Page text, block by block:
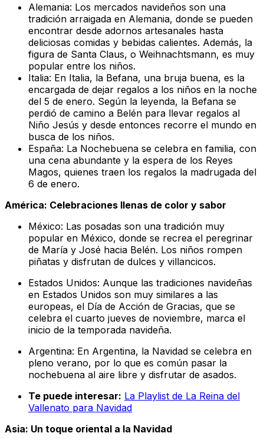
Alemania: Los mercados navideños son una
tradición arraigada en Alemania, donde se pueden
encontrar desde adornos artesanales hasta
deliciosas comidas y bebidas calientes. Además, la
figura de Santa Claus, o Weihnachtsmann, es muy
popular entre los niños.
Italia: En Italia, la Befana, una bruja buena, es la
encargada de dejar regalos a los niños en la noche
del 5 de enero. Según la leyenda, la Befana se
perdió de camino a Belén para llevar regalos al
Niño Jesús y desde entonces recorre el mundo en
busca de los niños.
España: La Nochebuena se celebra en familia, con
una cena abundante y la espera de los Reyes
Magos, quienes traen los regalos la madrugada del
6 de enero.
América: Celebraciones llenas de color y sabor
México: Las posadas son una tradición muy
popular en México, donde se recrea el peregrinar
de María y José hacia Belén. Los niños rompen
piñatas y disfrutan de dulces y villancicos.
Estados Unidos: Aunque las tradiciones navideñas
en Estados Unidos son muy similares a las
europeas, el Día de Acción de Gracias, que se
celebra el cuarto jueves de noviembre, marca el
inicio de la temporada navideña.
Argentina: En Argentina, la Navidad se celebra en
pleno verano, por lo que es común pasar la
nochebuena al aire libre y disfrutar de asados.
Te puede interesar: La Playlist de La Reina del
Vallenato para Navidad
Asia: Un toque oriental a la Navidad